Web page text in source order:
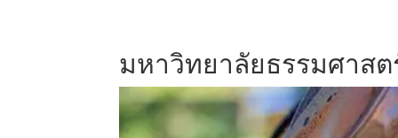
มหาวิทยาลัยธรรมศาสต